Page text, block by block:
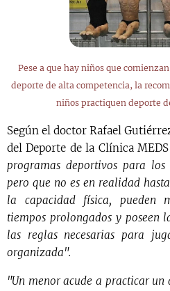
Pese a que hay niños que
deporte de alta competencia, la
niños practiquen deporte
Según el doctor Rafael
del Deporte de la Clínica
programas deportivos para
pero que no es en realidad
la capacidad física, pueden
tiempos prolongados y poseen
las reglas necesarias para
organizada".
"Un menor acude a practicar